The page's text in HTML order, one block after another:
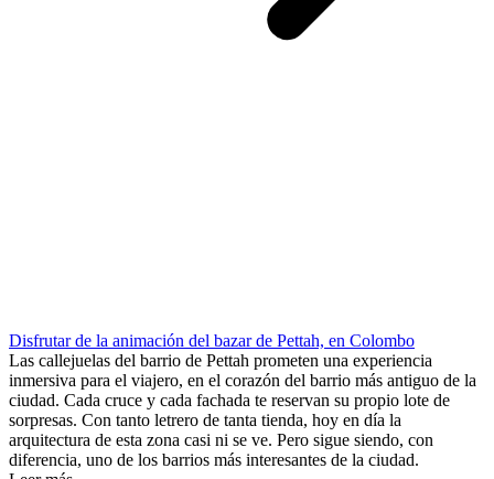
Disfrutar de la animación del bazar de Pettah, en Colombo
Las callejuelas del barrio de Pettah prometen una experiencia
inmersiva para el viajero, en el corazón del barrio más antiguo de la
ciudad. Cada cruce y cada fachada te reservan su propio lote de
sorpresas. Con tanto letrero de tanta tienda, hoy en día la
arquitectura de esta zona casi ni se ve. Pero sigue siendo, con
diferencia, uno de los barrios más interesantes de la ciudad.